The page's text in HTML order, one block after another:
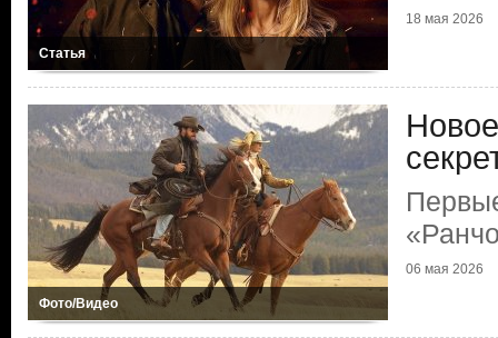
Статья
18 мая 2026
Фото/Видео
06 мая 2026